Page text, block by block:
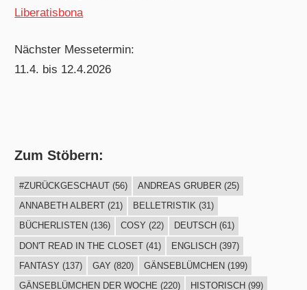
Liberatisbona
Nächster Messetermin:
11.4. bis 12.4.2026
Zum Stöbern:
#ZURÜCKGESCHAUT(56) ANDREAS GRUBER(25)
ANNABETH ALBERT(21) BELLETRISTIK(31)
BÜCHERLISTEN (136) COSY (22) DEUTSCH (61)
DON'T READ IN THE CLOSET(41) ENGLISCH(397)
FANTASY (137) GAY (820) GÄNSEBLÜMCHEN (199)
GÄNSEBLÜMCHEN DER WOCHE (220) HISTORISCH (99)